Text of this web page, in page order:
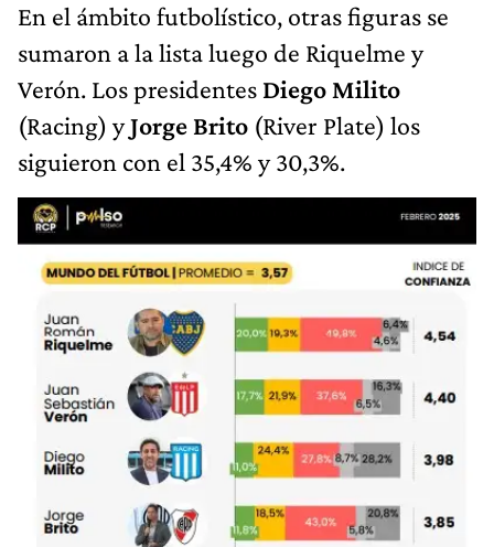
En el ámbito futbolístico, otras figuras se
sumaron a la lista luego de Riquelme y
Verón. Los presidentes Diego Milito
(Racing) yJorge Brito (River Plate) los
siguieron con el 35,4% y 30,3%.